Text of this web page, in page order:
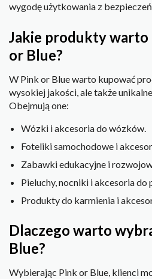
wygodę użytkowania z
Jakie produkty warto
or Blue?
W Pink or Blue warto kupować
wysokiej jakości, ale także
Obejmują one:
Wózki i akcesoria do wózków.
Foteliki samochodowe i
Zabawki edukacyjne i
Pieluchy, nocniki i akcesoria do
Produkty do karmienia i
Dlaczego warto
Blue?
Wybierając Pink or Blue, klienci